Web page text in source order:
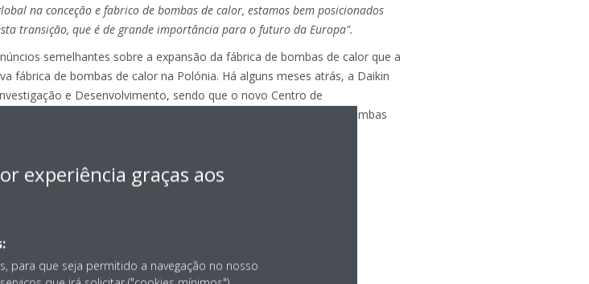
na conceção e fabrico de bombas de calor, estamos bem posicionados
transição, que é de grande importância para o futuro da Europa".
semelhantes sobre a expansão da fábrica de bombas de calor que a
fábrica de bombas de calor na Polónia. Há alguns meses atrás, a Daikin
e Desenvolvimento, sendo que o novo Centro de
está prestes a tornar-se o centro global da Daikin para as bombas
a 1,2 mil milhões de euros no período de 2020 a 2025.
experiência graças aos
para que seja permitido a navegação no nosso